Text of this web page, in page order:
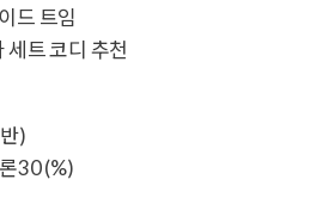
드 트임
트 코디 추천
)
30 (%)